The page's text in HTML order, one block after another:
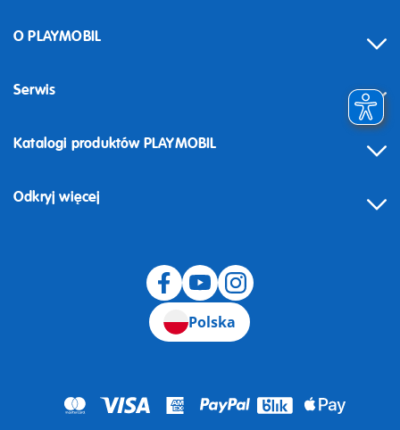
O PLAYMOBIL
Serwis
Odstąpienie od umowy
Katalogi produktów PLAYMOBIL
Odkryj więcej
Polska